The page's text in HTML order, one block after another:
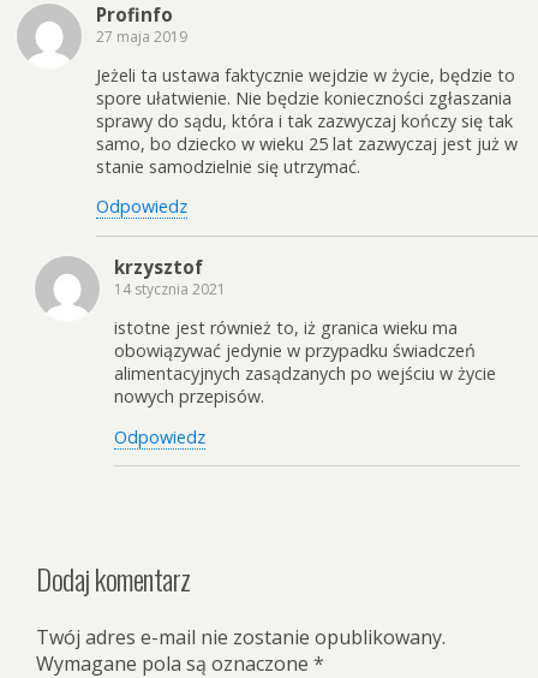
Profinfo
27 maja 2019
Jeżeli ta ustawa faktycznie wejdzie w życie, będzie to
spore ułatwienie. Nie będzie konieczności zgłaszania
sprawy do sądu, która i tak zazwyczaj kończy się tak
samo, bo dziecko w wieku 25 lat zazwyczaj jest już w
stanie samodzielnie się utrzymać.
Odpowiedz
krzysztof
14 stycznia 2021
istotne jest również to, iż granica wieku ma
obowiązywać jedynie w przypadku świadczeń
alimentacyjnych zasądzanych po wejściu w życie
nowych przepisów.
Odpowiedz
Dodaj komentarz
Twój adres e-mail nie zostanie opublikowany.
Wymagane pola są oznaczone *